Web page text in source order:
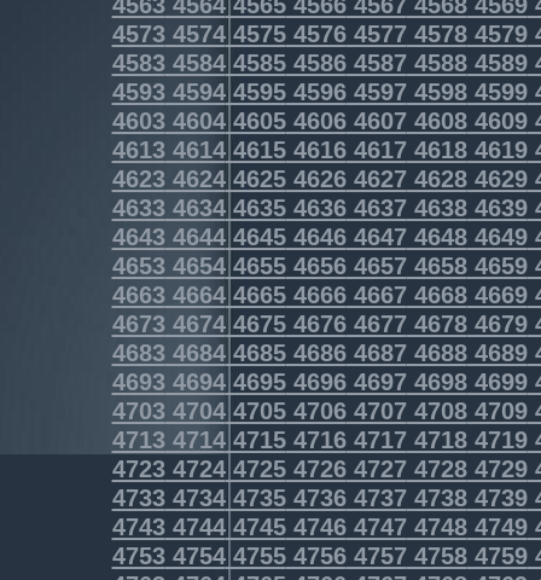
4573457445754576457745784579
4583458445854586458745884589
4593459445954596459745984599
4603460446054606460746084609
4613461446154616461746184619
4623462446254626462746284629
4633463446354636463746384639
4643464446454646464746484649
4653465446554656465746584659
4663466446654666466746684669
4673467446754676467746784679
4683468446854686468746884689
4693469446954696469746984699
4703470447054706470747084709
4713471447154716471747184719
4723472447254726472747284729
4733473447354736473747384739
4743474447454746474747484749
4753475447554756475747584759